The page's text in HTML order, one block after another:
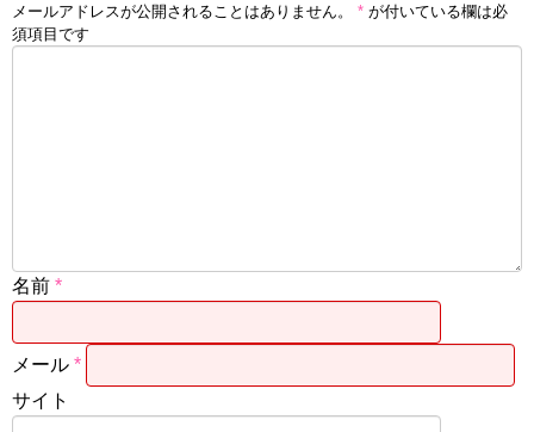
メールアドレスが公開されることはありません。 * が付いている欄は必
須項目です
名前 *
メール *
サイト